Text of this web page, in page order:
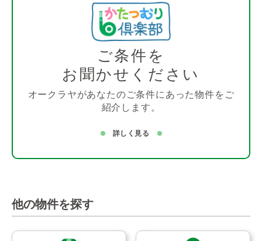
ご条件を
お聞かせください
オークラヤがあなたのご条件にあった物件をご
紹介します。
詳しく見る
他の物件を探す